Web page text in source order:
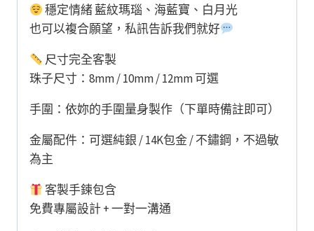
穩定情緒 藍紋瑪瑙、海藍寶、白月光
也可以複合願望，私訊告訴我們就好
尺寸完全客製
珠子尺寸：8mm / 10mm / 12mm 可選
手圍：依妳的手圍量身製作（下單時備註即可）
金屬配件：可選純銀 / 14K包金 / 不鏽鋼，不過敏
為主
客製手鍊包含
免費專屬設計 + 一對一溝通